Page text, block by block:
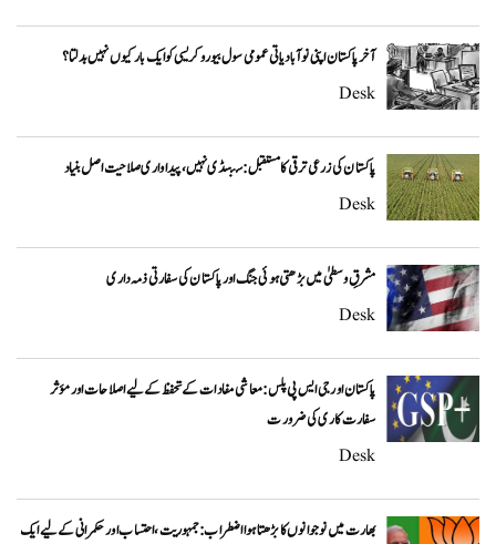
آخر پاکستان اپنی نوآبادیاتی عمومی سول بیوروکریسی کو ایک بار کیوں نہیں بدلتا؟
Desk
پاکستان کی زرعی ترقی کا مستقبل: سبسڈی نہیں، پیداواری صلاحیت اصل بنیاد
Desk
مشرقِ وسطیٰ میں بڑھتی ہوئی جنگ اور پاکستان کی سفارتی ذمہ داری
Desk
پاکستان اور جی ایس پی پلس: معاشی مفادات کے تحفظ کے لیے اصلاحات اور مؤثر
سفارت کاری کی ضرورت
Desk
بھارت میں نوجوانوں کا بڑھتا ہوا اضطراب: جمہوریت، احتساب اور حکمرانی کے لیے ایک